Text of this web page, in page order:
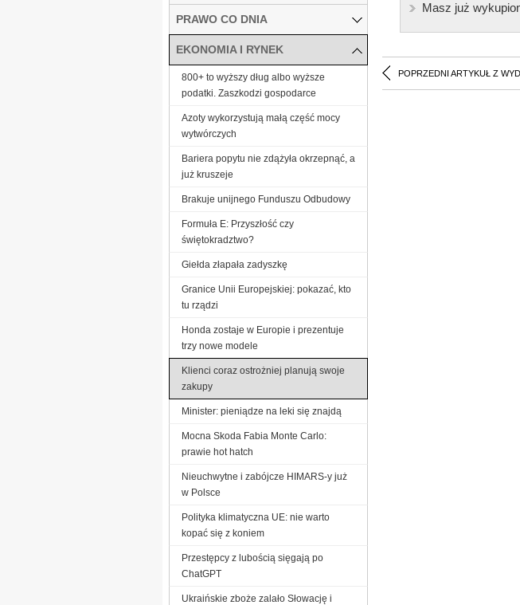
Masz już
POPRZEDNI ARTYKUŁ Z
PRAWO CO DNIA
EKONOMIA I RYNEK
800+ to wyższy dług albo wyższe
podatki. Zaszkodzi gospodarce
Azoty wykorzystują małą część mocy
wytwórczych
Bariera popytu nie zdążyła okrzepnąć, a
już kruszeje
Brakuje unijnego Funduszu Odbudowy
Formuła E: Przyszłość czy
świętokradztwo?
Giełda złapała zadyszkę
Granice Unii Europejskiej: pokazać, kto
tu rządzi
Honda zostaje w Europie i prezentuje
trzy nowe modele
Klienci coraz ostrożniej planują swoje
zakupy
Minister: pieniądze na leki się znajdą
Mocna Skoda Fabia Monte Carlo:
prawie hot hatch
Nieuchwytne i zabójcze HIMARS-y już
w Polsce
Polityka klimatyczna UE: nie warto
kopać się z koniem
Przestępcy z lubością sięgają po
ChatGPT
Ukraińskie zboże zalało Słowację i